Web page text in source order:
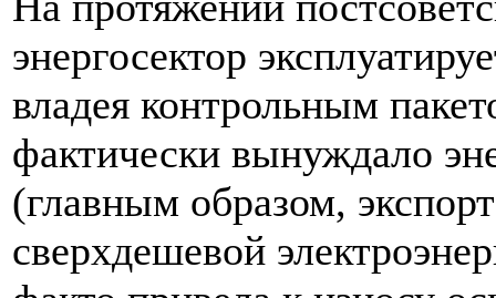
энергосектор
владея контрольным
фактически вынуждало
(главным образом,
сверхдешевой